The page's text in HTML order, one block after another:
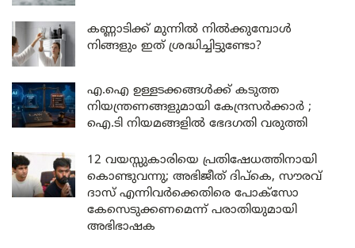
കണ്ണാടിക്ക് മുന്നിൽ നിൽക്കുമ്പോൾ
നിങ്ങളും ഇത് ശ്രദ്ധിച്ചിട്ടുണ്ടോ?
എ.ഐ ഉള്ളടക്കങ്ങൾക്ക് കടുത്ത
നിയന്ത്രണങ്ങളുമായി കേന്ദ്രസർക്കാർ ;
ഐ.ടി നിയമങ്ങളിൽ ഭേദഗതി വരുത്തി
12 വയസ്സുകാരിയെ പ്രതിഷേധത്തിനായി
കൊണ്ടുവന്നു; അഭിജീത് ദിപ്കെ, സൗരവ്
ദാസ് എന്നിവർക്കെതിരെ പോക്സോ
കേസെടുക്കണമെന്ന് പരാതിയുമായി
അഭിഭാഷക